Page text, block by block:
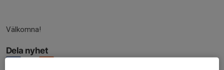
Välkomna!
Dela nyhet